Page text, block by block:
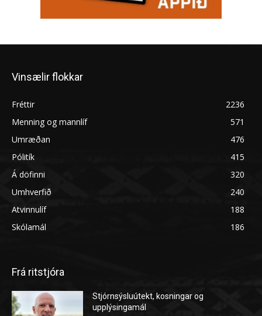
Vinsælir flokkar
Fréttir
2236
Menning og mannlíf
571
Umræðan
476
Pólitík
415
Á döfinni
320
Umhverfið
240
Atvinnulíf
188
Skólamál
186
Frá ritstjóra
Stjórnsýsluútekt, kosningar og
upplýsingamál